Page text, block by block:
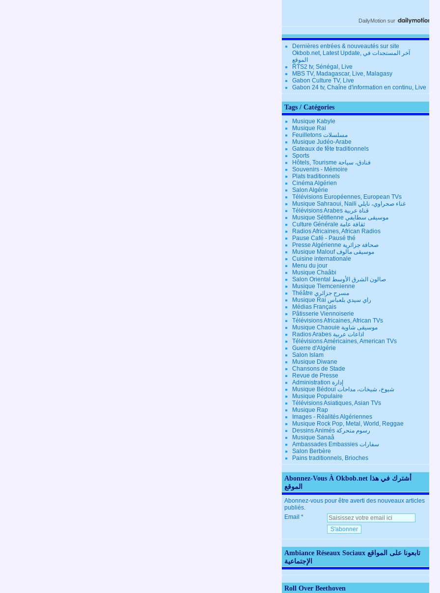
DailyMotion sur
Dernières entrées & nouveautés sur site
Okbob.net, Latest Update, آخر المستجدات في
الموقع
RTS2 tv, Sénégal, Live
MBS TV, Madagascar, Live, Malagasy
Gabon Culture TV, Live
Gabon 24 tv, Chaîne d'information en continu, Live
Tags / Catégories
Musique Kabyle
Musique Rai
Feuilletons مسلسلات
Musique Judéo-Arabe
Gateaux de fête traditionnels
Sports
Hôtels, Tourisme فنادق، سياحة
Souvenirs - Mémoire
Plats traditionnels
Cinéma Algérien
Salon Algérie
Télévisions Européennes, European TVs
Musique Sahraoui, Naili غناء صحراوي، نايلي
Télévisions Arabes قناة عربية
Musique Sétifienne موسيقى سطايفي
Culture Générale ثقافة عامة
Radios Africaines, African Radios
Pause Café - Pausé thé
Presse Algérienne صحافة جزائرية
Musique Malouf موسيقى مالوف
Cuisine internationale
Menu du jour
Musique Chaâbi
Salon Oriental صالون الشرق الأوسط
Musique Tlemcenienne
Théâtre مسرح جزائري
Musique Rai راي سيدي بلعباس
Médias Français
Pâtisserie Viennoiserie
Télévisions Africaines, African TVs
Musique Chaouie موسيقى شاوية
Radios Arabes اذاعات عربية
Télévisions Américaines, American TVs
Guerre d'Algérie
Salon Islam
Musique Diwane
Chansons de Stade
Revue de Presse
Administration إدارة
Musique Bédoui شيوخ، شيخات، مداحات
Musique Populaire
Télévisions Asiatiques, Asian TVs
Musique Rap
Images - Réalités Algériennes
Musique Rock Pop, Metal, World, Reggae
Dessins Animés رسوم متحركة
Musique Sanaâ
Ambassades Embassies سفارات
Salon Berbère
Pains traditionnels, Brioches
Abonnez-Vous À Okbob.net أشترك في هذا
الموقع
Abonnez-vous pour être averti des nouveaux articles
publiés.
Email
Ambiance Réseaux Sociaux تابعونا على المواقع
الإجتماعية
Roll Over Beethoven